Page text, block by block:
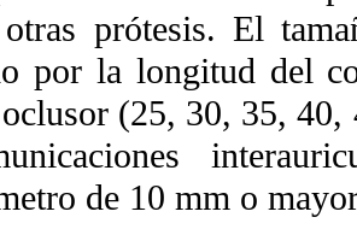
prótesis. El
por la longitud del
(25, 30, 35, 40,
de 10 mm o